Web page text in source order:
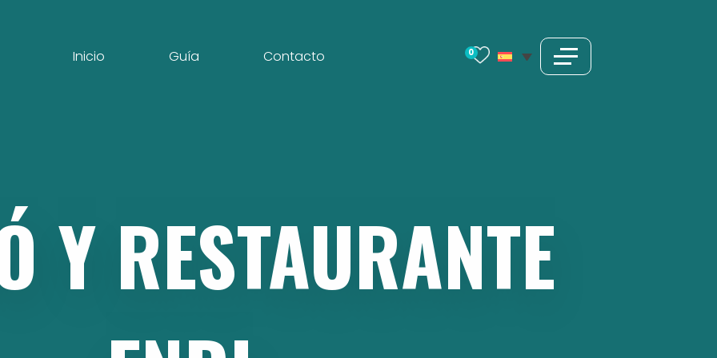
Inicio Guía Contacto 0
Y RESTAURANTE